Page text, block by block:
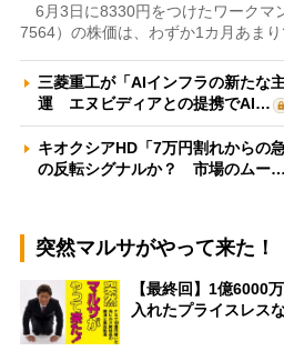
6月3日に8330円をつけたワークマ
7564）の株価は、わずか1カ月あま
三菱重工が「AIインフラの新たな
運 エヌビディアとの提携でAI…
キオクシアHD「7万円割れからの
の反転シグナルか？ 市場のムー…
突然マルサがやって来た！
【最終回】1億6000
入れたプライスレス